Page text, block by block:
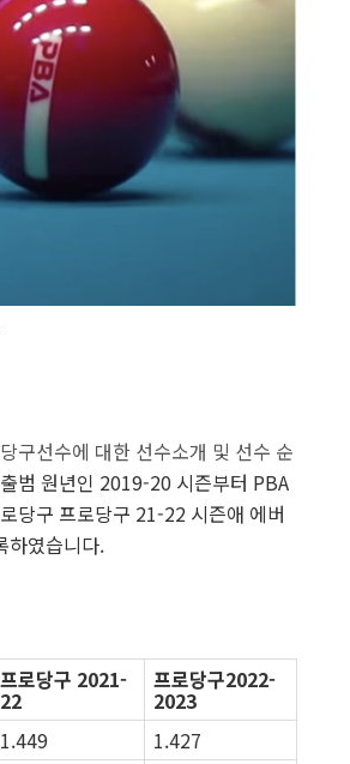
구선수에 대한 선수소개 및 선수 순
범 원년인 2019-20 시즌부터 PBA
당구 프로당구 21-22 시즌애 에버
하였습니다.
프로당구 2021-
22
프로당구2022-
2023
1.449
1.427